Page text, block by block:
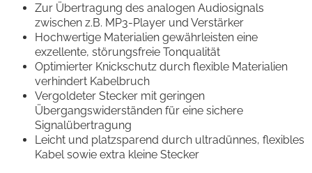
Zur Übertragung des analogen Audiosignals
zwischen z.B. MP3-Player und Verstärker
Hochwertige Materialien gewährleisten eine
exzellente, störungsfreie Tonqualität
Optimierter Knickschutz durch flexible Materialien
verhindert Kabelbruch
Vergoldeter Stecker mit geringen
Übergangswiderständen für eine sichere
Signalübertragung
Leicht und platzsparend durch ultradünnes, flexibles
Kabel sowie extra kleine Stecker